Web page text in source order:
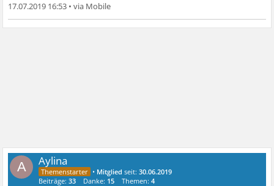
17.07.2019 16:53 •
A Aylina
• Mitglied seit:30.06.2019
Beiträge:33 Danke: 15 Themen:4